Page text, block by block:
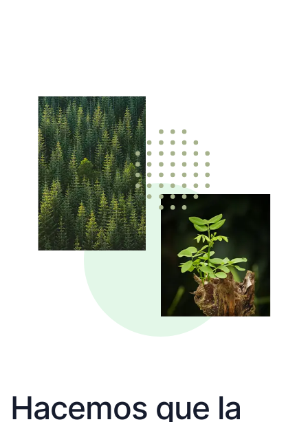
Hacemos que la